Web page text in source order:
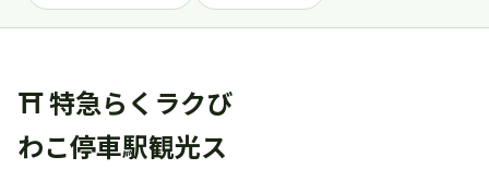
⛩ 特急らくラクび
わこ停車駅観光ス